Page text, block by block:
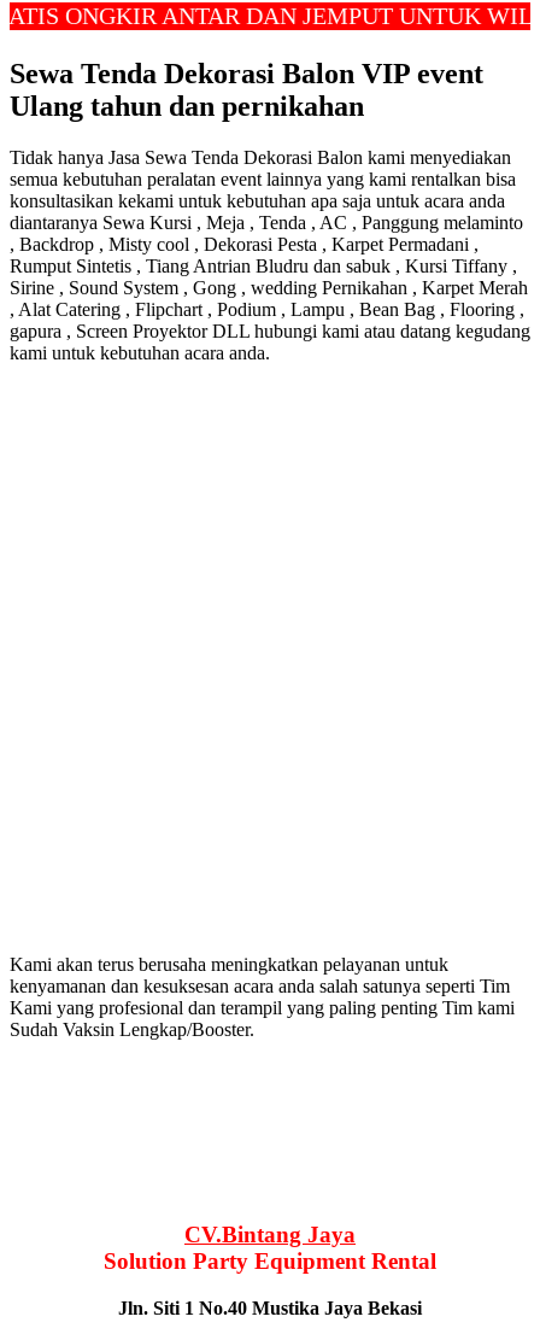
ANTAR DAN JEMPUT UNTUK WILAYAH
Sewa Tenda Dekorasi Balon VIP event
Ulang tahun dan pernikahan
Tidak hanya Jasa Sewa Tenda Dekorasi Balon kami menyediakan
semua kebutuhan peralatan event lainnya yang kami rentalkan bisa
konsultasikan kekami untuk kebutuhan apa saja untuk acara anda
diantaranya Sewa Kursi , Meja , Tenda , AC , Panggung melaminto
, Backdrop , Misty cool , Dekorasi Pesta , Karpet Permadani ,
Rumput Sintetis , Tiang Antrian Bludru dan sabuk , Kursi Tiffany ,
Sirine , Sound System , Gong , wedding Pernikahan , Karpet Merah
, Alat Catering , Flipchart , Podium , Lampu , Bean Bag , Flooring ,
gapura , Screen Proyektor DLL hubungi kami atau datang kegudang
kami untuk kebutuhan acara anda.
Kami akan terus berusaha meningkatkan pelayanan untuk
kenyamanan dan kesuksesan acara anda salah satunya seperti Tim
Kami yang profesional dan terampil yang paling penting Tim kami
Sudah Vaksin Lengkap/Booster.
CV.Bintang Jaya
Solution Party Equipment Rental
Jln. Siti 1 No.40 Mustika Jaya Bekasi